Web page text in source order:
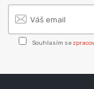
Souhlasím se